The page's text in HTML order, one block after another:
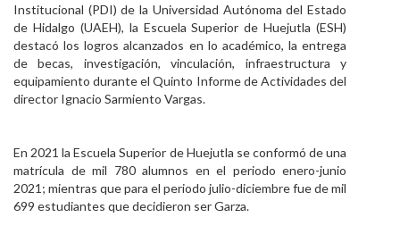
Institucional (PDI) de la Universidad Autónoma del Estado
de Hidalgo (UAEH), la Escuela Superior de Huejutla (ESH)
destacó los logros alcanzados en lo académico, la entrega
de becas, investigación, vinculación, infraestructura y
equipamiento durante el Quinto Informe de Actividades del
director Ignacio Sarmiento Vargas.
En 2021 la Escuela Superior de Huejutla se conformó de una
matrícula de mil 780 alumnos en el periodo enero-junio
2021; mientras que para el periodo julio-diciembre fue de mil
699 estudiantes que decidieron ser Garza.